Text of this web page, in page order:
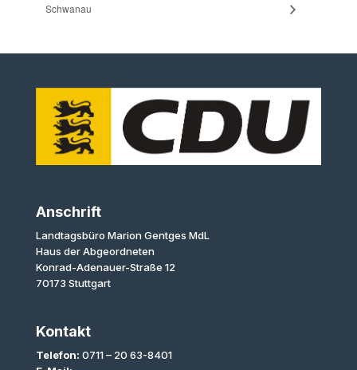
Schwanau
Anschrift
Landtagsbüro Marion Gentges MdL
Haus der Abgeordneten
Konrad-Adenauer-Straße 12
70173 Stuttgart
Kontakt
Telefon: 0711 – 20 63-8401